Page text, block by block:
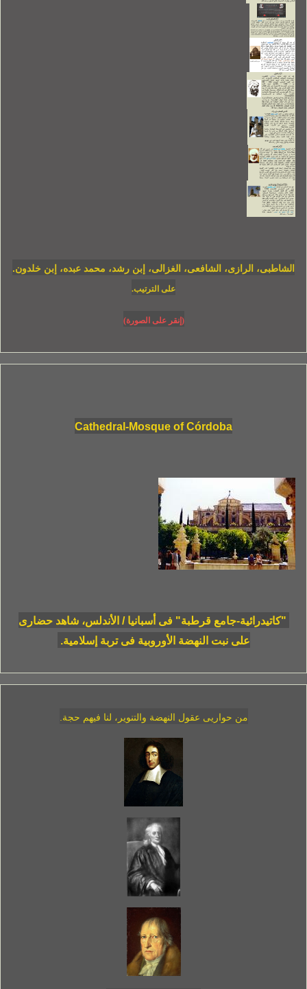
الشاطبى، الرازى، الشافعى، الغزالى، إبن رشد، محمد عبده، إبن خلدون.
على الترتيب.
(إنقر على الصورة)
Cathedral-Mosque of Córdoba
"كاتيدرائية-جامع قرطبة" فى أسبانيا / الأندلس، شاهد حضارى
على نبت النهضة الأوروبية فى تربة إسلامية.
من حواريى عقول النهضة والتنوير، لنا فيهم حجة.